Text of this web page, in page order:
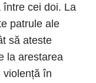
cei doi. La
patrule ale
să ateste
la arestarea
violență în